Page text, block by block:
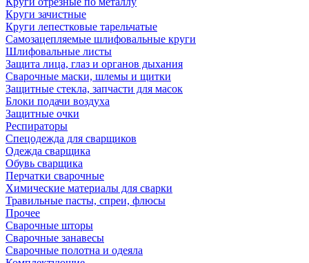
Круги зачистные
Круги лепестковые тарельчатые
Самозацепляемые шлифовальные круги
Шлифовальные листы
Защита лица, глаз и органов дыхания
Сварочные маски, шлемы и щитки
Защитные стекла, запчасти для масок
Блоки подачи воздуха
Защитные очки
Респираторы
Спецодежда для сварщиков
Одежда сварщика
Обувь сварщика
Перчатки сварочные
Химические материалы для сварки
Травильные пасты, спреи, флюсы
Прочее
Сварочные шторы
Сварочные занавесы
Сварочные полотна и одеяла